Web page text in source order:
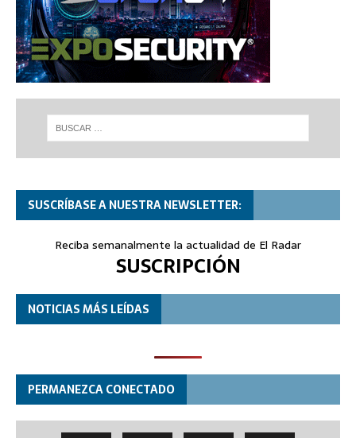
SUSCRÍBASE A NUESTRA NEWSLETTER:
Reciba semanalmente la actualidad de El Radar
SUSCRIPCIÓN
NOTICIAS MÁS LEÍDAS
PERMANEZCA CONECTADO